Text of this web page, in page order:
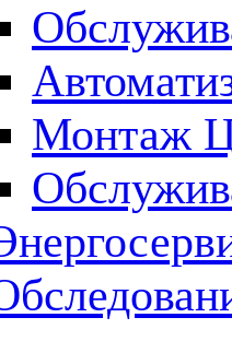
Монтаж